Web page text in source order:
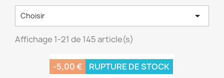
Choisir 
Affichage 1-21 de 145 article(s)
-5,00 € RUPTURE DE STOCK